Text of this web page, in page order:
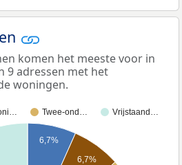
komen het meeste voor in
9 adressen met het
woningen.
Twee-ond… Vrijstaand…
6,7%
6,7%